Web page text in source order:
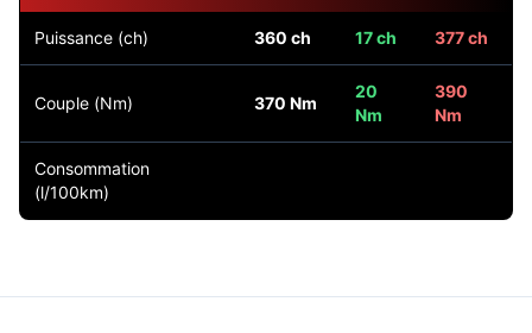
Puissance (ch) 360 ch 17 ch 377 ch
Couple (Nm) 370 Nm
20
Nm
390
Nm
Consommation
(l/100km)